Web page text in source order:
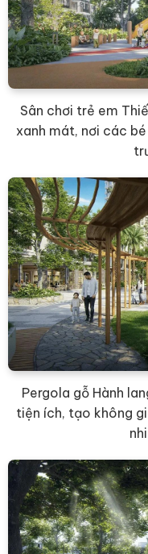
Sân chơi trẻ em
xanh mát, nơi các
Pergola gỗ Hành
tiện ích, tạo không